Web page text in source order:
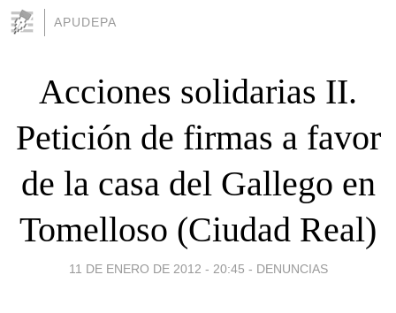
APUDEPA
Acciones solidarias II.
Petición de firmas a favor
de la casa del Gallego en
Tomelloso (Ciudad Real)
11 DE ENERO DE 2012 - 20:45 - DENUNCIAS